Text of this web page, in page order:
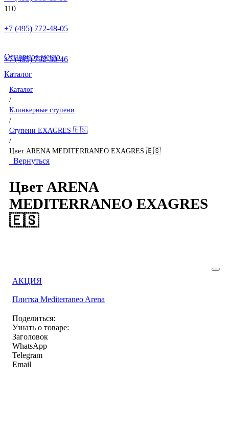
+7 (495) 772-48-05
+7 (495) 792-30-46
Основное меню
Каталог
Каталог
/
Клинкерные ступени
/
Ступени EXAGRES 🇪🇸
/
Цвет ARENA MEDITERRANEO EXAGRES 🇪🇸
Вернуться
Цвет ARENA
MEDITERRANEO EXAGRES
🇪🇸
АКЦИЯ
Плитка Mediterraneo Arena
Поделиться:
Узнать о товаре:
Заголовок
WhatsApp
Telegram
Email